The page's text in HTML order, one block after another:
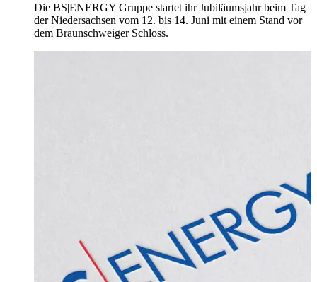
Die BS|ENERGY Gruppe startet ihr Jubiläumsjahr beim Tag
der Niedersachsen vom 12. bis 14. Juni mit einem Stand vor
dem Braunschweiger Schloss.